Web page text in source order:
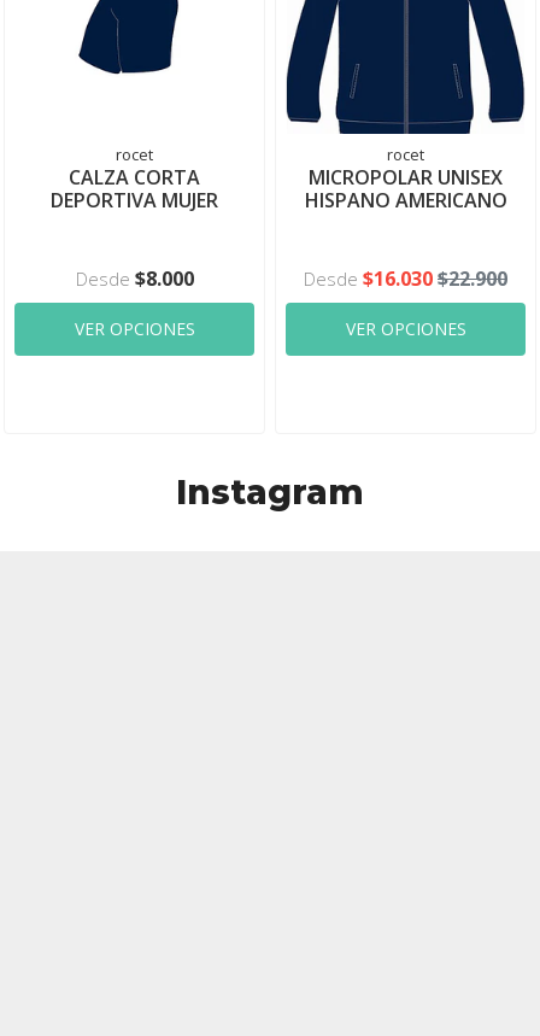
rocet
CALZA CORTA
DEPORTIVA MUJER
Desde $8.000
VER OPCIONES
rocet
MICROPOLAR UNISEX
HISPANO AMERICANO
Desde $16.030$22.900
VER OPCIONES
Instagram